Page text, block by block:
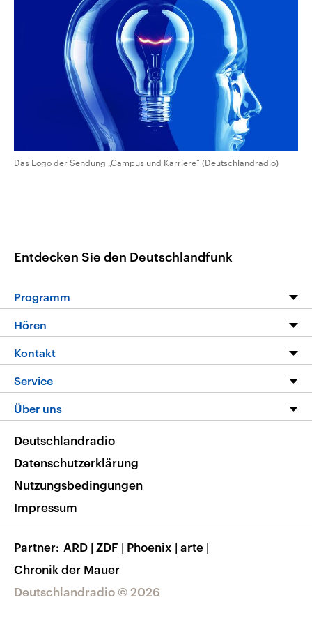
CDU, SPD und FDP regiert.-
Umfragen, Prognosen,
Wahlprogramme, aktuelle Berichte
und Hintergründe zu den Parteien
und Kandidaten der anstehenden
aktuelle Weltgeschehen.
Sendungen Programm Podcasts
Audio-Archiv
Das Logo der Sendung „Campus und Karriere“ (Deutschlandradio)
Entdecken Sie den Deutschlandfunk
Programm
Programm
Die Nachrichten
Nachrichtenleicht
Neue Beiträge auf dlf.de
Hören
Livestream
Podcasts
Deutschlandfunk App
Nachrichten App
Frequenzen
Kontakt
Hörerservice
Service
FAQ
Veranstaltungen
Musikliste
RSS
Über uns
Barrierefreiheit
Deutschlandradio © 2026
Deutschlandradio
Datenschutzerklärung
Nutzungsbedingungen
Impressum
Partner ARD | ZDF | Phoenix | arte |
Chronik der Mauer